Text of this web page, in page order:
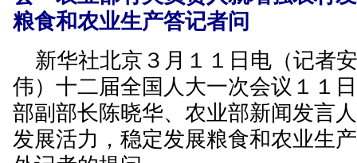
粮食和农业生产答记者问
新华社北京３月１１日电（记者
伟）十二届全国人大一次会议１１
部副部长陈晓华、农业部新闻发言
发展活力，稳定发展粮食和农业生